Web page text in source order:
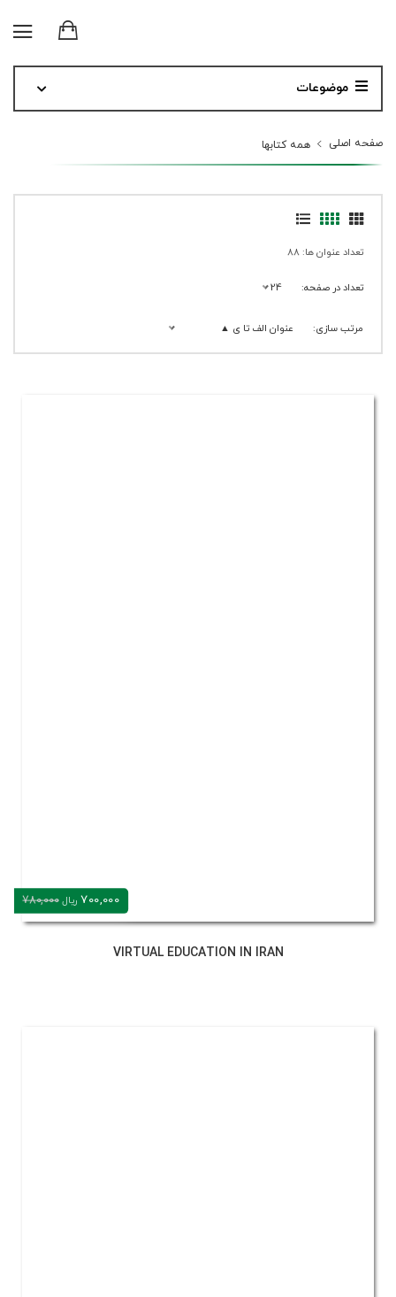
موضوعات
صفحه اصلی همه کتابها
تعداد عنوان ها: 88
تعداد در صفحه: 24
مرتب سازی: عنوان الف تا ی ▲
700,000 ریال 780,000
VIRTUAL EDUCATION IN IRAN